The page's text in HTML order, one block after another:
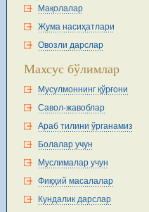
Мақолалар
Жума насиҳатлари
Овозли дарслар
Махсус бўлимлар
Мусулмоннинг қўрғони
Савол-жавоблар
Араб тилини ўрганамиз
Болалар учун
Муслималар учун
Фиқҳий масалалар
Кундалик дарслар